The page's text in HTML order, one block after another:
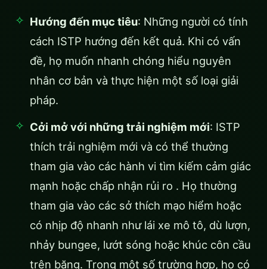
Hướng đến mục tiêu: Những người có tính
cách ISTP hướng đến kết quả. Khi có vấn
đề, họ muốn nhanh chóng hiểu nguyên
nhân cơ bản và thực hiện một số loại giải
pháp.
Cởi mở với những trải nghiệm mới: ISTP
thích trải nghiệm mới và có thể thường
tham gia vào các hành vi tìm kiếm cảm giác
mạnh hoặc chấp nhận rủi ro . Họ thường
tham gia vào các sở thích mạo hiểm hoặc
có nhịp độ nhanh như lái xe mô tô, dù lượn,
nhảy bungee, lướt sóng hoặc khúc côn cầu
trên băng. Trong một số trường hợp, họ có